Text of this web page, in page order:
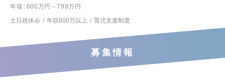
年収
600万円～799万円
土日祝休み
年収600万以上 育児支援制度
募集情報